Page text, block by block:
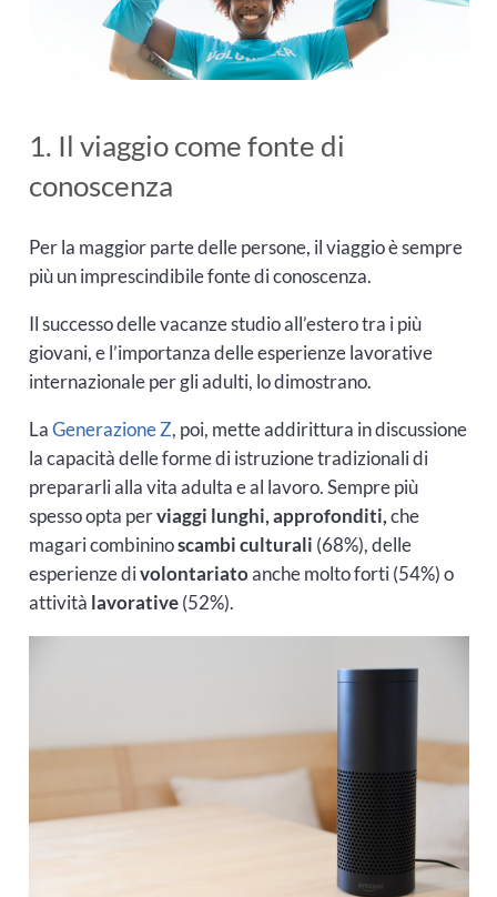
1. Il viaggio come fonte di
conoscenza
Per la maggior parte delle persone, il viaggio è sempre
più un imprescindibile fonte di conoscenza.
Il successo delle vacanze studio all’estero tra i più
giovani, e l’importanza delle esperienze lavorative
internazionale per gli adulti, lo dimostrano.
LaGenerazione Z, poi, mette addirittura in discussione
la capacità delle forme di istruzione tradizionali di
prepararli alla vita adulta e al lavoro. Sempre più
spesso opta perviaggi lunghi, approfonditi,che
magari combininoscambi culturali (68%), delle
esperienze divolontariatoanche molto forti (54%) o
attività lavorative(52%).